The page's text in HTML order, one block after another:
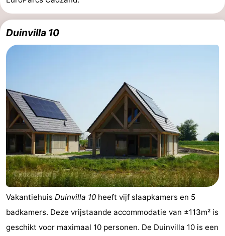
Duinvilla 10
Vakantiehuis Duinvilla 10 heeft vijf slaapkamers en 5
badkamers. Deze vrijstaande accommodatie van ±113m² is
geschikt voor maximaal 10 personen. De Duinvilla 10 is een